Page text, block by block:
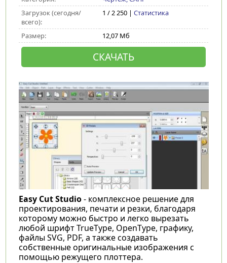
Загрузок (сегодня/
всего):
1 / 2 250 | Статистика
Размер: 12,07 Мб
СКАЧАТЬ
Easy Cut Studio- комплексное решение для
проектирования, печати и резки, благодаря
которому можно быстро и легко вырезать
любой шрифт TrueType, OpenType, графику,
файлы SVG, PDF, а также создавать
собственные оригинальные изображения с
помощью режущего плоттера.